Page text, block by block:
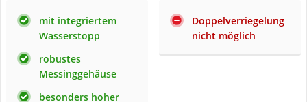
mit integriertem
Wasserstopp
robustes
Messinggehäuse
besonders hoher
Doppelverriegelung
nicht möglich